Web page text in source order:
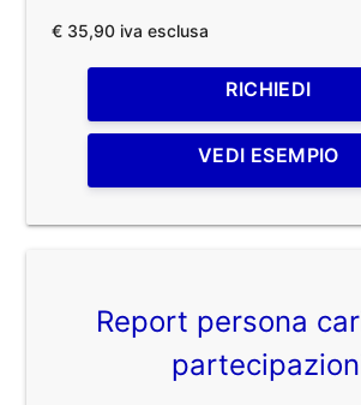
€ 35,90 iva esclusa
RICHIEDI
VEDI ESEMPIO
Report persona